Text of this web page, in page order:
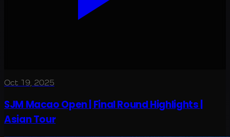
Oct 19, 2025
SJM Macao Open | Final Round Highlights |
Asian Tour